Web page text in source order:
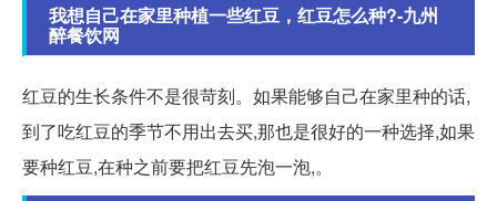
我想自己在家里种植一些红豆，红豆怎么种?-九州
醉餐饮网
红豆的生长条件不是很苛刻。如果能够自己在家里种的话,
到了吃红豆的季节不用出去买,那也是很好的一种选择,如果
要种红豆,在种之前要把红豆先泡一泡,。